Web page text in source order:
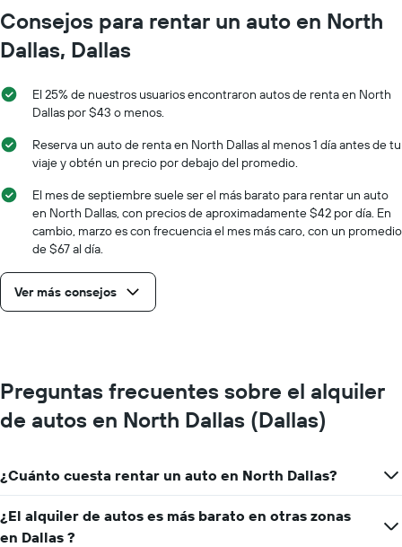
Consejos para rentar un auto en North
Dallas, Dallas
El 25% de nuestros usuarios encontraron autos de renta en North
Dallas por $43 o menos.
Reserva un auto de renta en North Dallas al menos 1 día antes de tu
viaje y obtén un precio por debajo del promedio.
El mes de septiembre suele ser el más barato para rentar un auto
en North Dallas, con precios de aproximadamente $42 por día. En
cambio, marzo es con frecuencia el mes más caro, con un promedio
de $67 al día.
Ver más consejos
Preguntas frecuentes sobre el alquiler
de autos en North Dallas (Dallas)
¿Cuánto cuesta rentar un auto en North Dallas?
¿El alquiler de autos es más barato en otras zonas
en Dallas ?